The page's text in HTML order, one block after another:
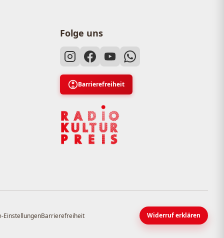
Folge uns
Barrierefreiheit
EinstellungenBarrierefreiheit Widerruf erklären